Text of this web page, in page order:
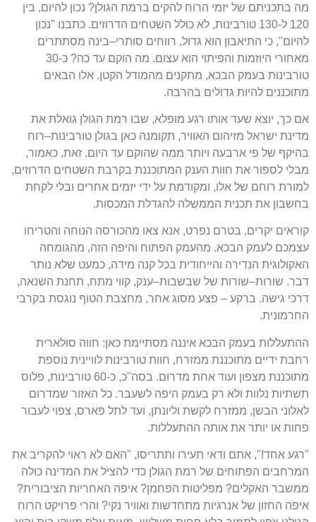
מה בתכניתם של יזמי הרוח להקים ברמת הגולן? נכון להיום, בין
120 ל-130 טורבינות, לא כולל השטחים הדרוזים. כתבנו "נכון
להיום", כי התיאבון הוא גדול, רווחים סותרי–בינה מסתתרים
מאחורי היוזמות והפיתוי הוא עצום. מה הוקם עד כה? כ-30
טורבינות בעמק הבכא, מתקנים מהמודל הקטן. אלו הבאים
מתוכננים להיות גדולים בהרבה.
אם כך, יוצא שעד אותו רגע מופלא, שבו רמת הגולן גואלת את
מדינת ישראל מזיהום האוויר, תקומנה כאן בגולן טורבינות–רוח
בהיקף של פי ארבעה ויותר ממה שהוקם עד היום. זאת, כאמור,
מבלי לספור את חוות הענק המתוכננת בקרבת השטחים הדרוזים,
למורת רוחם של אלו, ומקודמת על ידי יזמים אחרים ובלי לקחת
בחשבון את תכנית הממשלה להגדלת המכסות.
קוראים יקרים, בטרם נפרט, אנא צאו מהכורסה הנוחה והטריחו
עצמכם לעמק הבכא. מהעמק הפתוח והיפה הזה, מהגומחה
האקולוגית הנדירה והייחודית בכל קנה מידה, כמעט שלא נותר
דבר. שורות–שורות של שבשבות–ענק, קווי מתח, תחנת השנאה,
דרכי גישה. ברקע – פצע מסוג אחר, מחצבת הטוף נוגסת בקרבי
החרמונית.
ההתעללות בעמק הבכא איננה מסתיימת כאן: חווה סולארית
רחבת ידיים מתוכננת ממזרח, חוות טורבינות לוויינית נוספת
מתוכננת מצפון ועוד אחת מדרום. בסה"כ, כ-60 טורבינות, פלוס
תשתיות נלוות ולא רק בעמק היפה לשעבר. כל האזור שמדרום
לאלוני הבשן, ממזרח לקשת וליונתן, ועד לתל פארס, צפוי לעבור
פחות או יותר את אותה ההתעללות.
"רגע אחד!", אתם ודאי תעירו ותתריסו, "האם לא ראוי להקריב את
המרחבים הפתוחים של רמת הגולן כדי להציל את המדינה כולה
ממשבר האקלים? מפליטות הפחמן? איפה האחריות הציבורית?
איפה החזון של אנרגיות מתחדשות ואוויר נקי? והרי פרויקט הרוח